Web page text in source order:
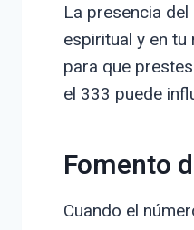
La presencia
espiritual y en
para que
el 333 puede
Fomento
Cuando el